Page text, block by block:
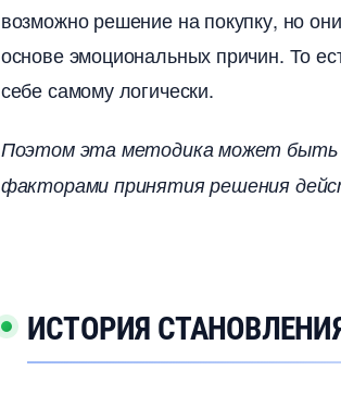
озможно решение на покупку, но
основе эмоциональных причин. То
себе самому логически.
Поэтом эта методика может быть
факторами принятия решения
ИСТОРИЯ